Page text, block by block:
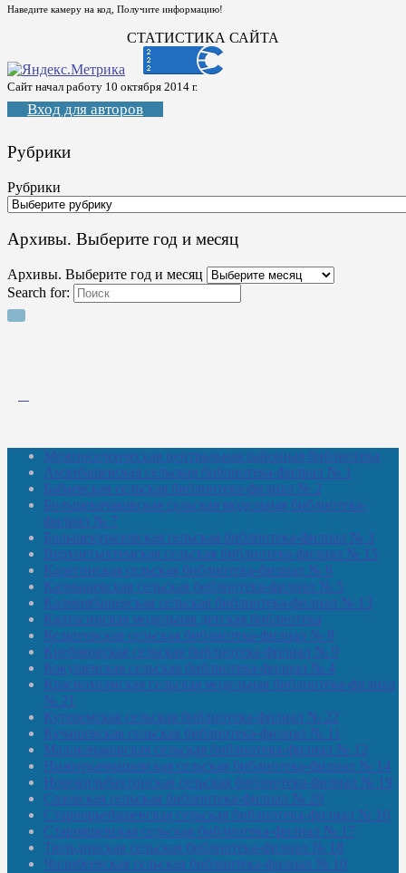
Наведите камеру на код, Получите информацию!
СТАТИСТИКА САЙТА
Сайт начал работу 10 октября 2014 г.
Вход для авторов
Рубрики
Рубрики
Архивы. Выберите год и месяц
Архивы. Выберите год и месяц
Search for:
Межпоселенческая центральная районная библиотека
Амзибашевская сельская библиотека-филиал № 1
Бабаевская сельская библиотека-филиал № 2
Большекачаковская сельская модельная библиотека-
филиал № 7
Большекуразовская сельская библиотека-филиал № 3
Верхнетыхтемская сельская библиотека-филиал № 15
Калегинская сельская библиотека-филиал № 6
Калмашевская сельская библиотека-филиал № 5
Калмиябашевская сельская библиотека-филиал № 13
Калтасинская модельная детская библиотека
Кельтеевская сельская библиотека-филиал № 8
Киебаковская сельская библиотека-филиал № 9
Кокушевская сельская библиотека-филиал № 4
Краснохолмская сельская модельная библиотека-филиал
№ 21
Кутеремская сельская библиотека-филиал № 22
Кучашевская сельская библиотека-филиал № 11
Малокачаковская сельская библиотека-филиал № 12
Нижнекачмашевская сельская библиотека-филиал № 14
Новокильбахтинская сельская библиотека-филиал № 19
Сазовская сельская библиотека-филиал № 20
Староорьебашевская сельская библиотека-филиал № 16
Старояшевская сельская библиотека-филиал № 17
Тюльдинская сельская библиотека-филиал № 18
Чилибеевская сельская библиотека-филиал № 10